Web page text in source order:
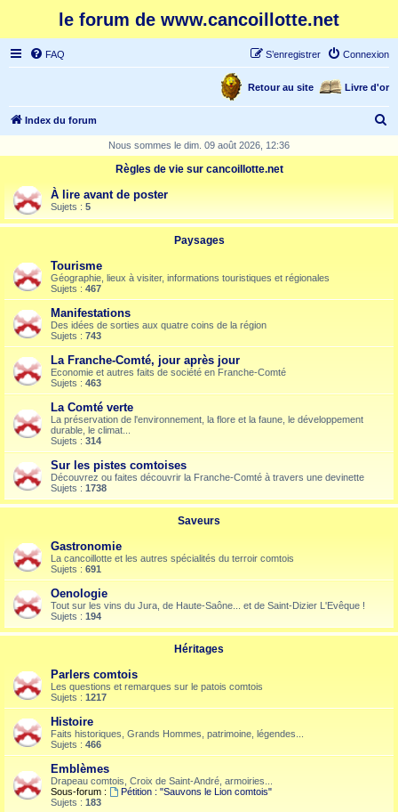
le forum de www.cancoillotte.net
FAQ Connexion
S’enregistrer
Livre d'or
Retour au site
Index du forum
r
Nous sommes le dim. 09 août 2026, 12:36
Règles de vie sur cancoillotte.net
À lire avant de poster
Sujets : 5
Paysages
Tourisme
Géographie, lieux à visiter, informations touristiques et régionales
Sujets : 467
Manifestations
Des idées de sorties aux quatre coins de la région
Sujets : 743
La Franche-Comté, jour après jour
Economie et autres faits de société en Franche-Comté
Sujets : 463
La Comté verte
La préservation de l'environnement, la flore et la faune, le développement
durable, le climat...
Sujets : 314
Sur les pistes comtoises
Découvrez ou faites découvrir la Franche-Comté à travers une devinette
Sujets : 1738
Saveurs
Gastronomie
La cancoillotte et les autres spécialités du terroir comtois
Sujets : 691
Oenologie
Tout sur les vins du Jura, de Haute-Saône... et de Saint-Dizier L'Evêque !
Sujets : 194
Héritages
Parlers comtois
Les questions et remarques sur le patois comtois
Sujets : 1217
Histoire
Faits historiques, Grands Hommes, patrimoine, légendes...
Sujets : 466
Emblèmes
Drapeau comtois, Croix de Saint-André, armoiries...
Sous-forum :
Pétition : "Sauvons le Lion comtois"
Sujets : 183